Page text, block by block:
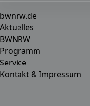
bwnrw.de
Aktuelles
BWNRW
Programm
Service
Kontakt & Impressum